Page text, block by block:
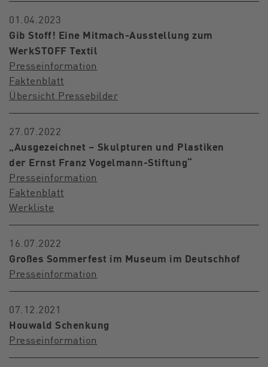
01.04.2023
Gib Stoff! Eine Mitmach-Ausstellung zum
WerkSTOFF Textil
Presseinformation
Faktenblatt
Übersicht Pressebilder
27.07.2022
„Ausgezeichnet – Skulpturen und Plastiken
der Ernst Franz Vogelmann-Stiftung“
Presseinformation
Faktenblatt
Werkliste
16.07.2022
Großes Sommerfest im Museum im Deutschhof
Presseinformation
07.12.2021
Houwald Schenkung
Presseinformation